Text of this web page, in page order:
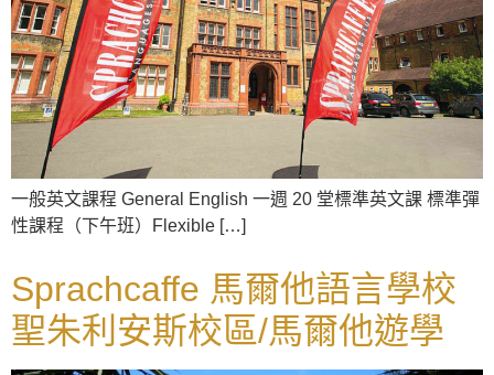
一般英文課程 General English 一週 20 堂標準英文課 標準彈
性課程（下午班）Flexible […]
Sprachcaffe 馬爾他語言學校
聖朱利安斯校區/馬爾他遊學